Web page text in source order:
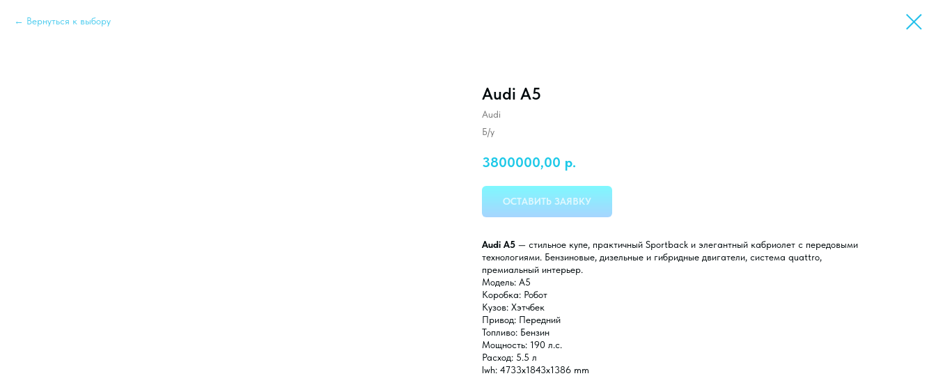
Вернуться к выбору
Audi A5
Audi
Б/у
3800000,00 р.
ОСТАВИТЬ ЗАЯВКУ
Audi A5 — стильное купе, практичный Sportback и элегантный кабриолет с передовыми
технологиями. Бензиновые, дизельные и гибридные двигатели, система quattro,
премиальный интерьер.
Модель: A5
Коробка: Робот
Кузов: Хэтчбек
Привод: Передний
Топливо: Бензин
Мощность: 190 л.с.
Расход: 5.5 л
lwh: 4733x1843x1386 mm